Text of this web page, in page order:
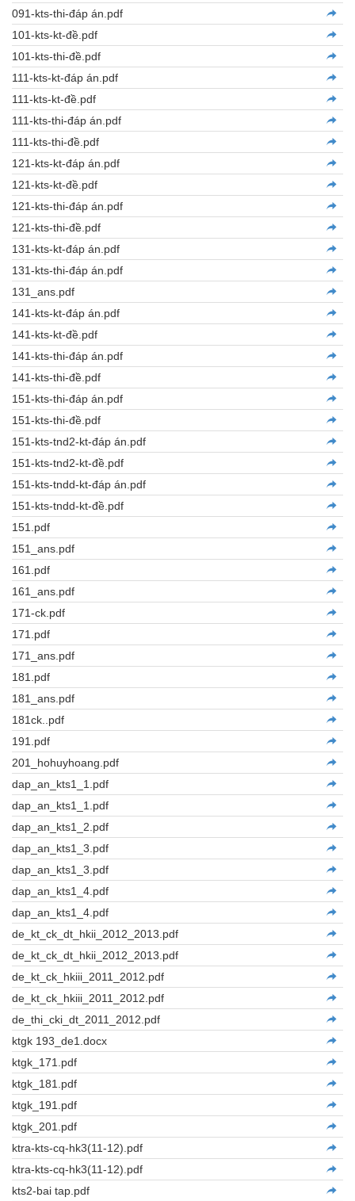
091-kts-thi-đáp án.pdf
101-kts-kt-đề.pdf
101-kts-thi-đề.pdf
111-kts-kt-đáp án.pdf
111-kts-kt-đề.pdf
111-kts-thi-đáp án.pdf
111-kts-thi-đề.pdf
121-kts-kt-đáp án.pdf
121-kts-kt-đề.pdf
121-kts-thi-đáp án.pdf
121-kts-thi-đề.pdf
131-kts-kt-đáp án.pdf
131-kts-thi-đáp án.pdf
131_ans.pdf
141-kts-kt-đáp án.pdf
141-kts-kt-đề.pdf
141-kts-thi-đáp án.pdf
141-kts-thi-đề.pdf
151-kts-thi-đáp án.pdf
151-kts-thi-đề.pdf
151-kts-tnd2-kt-đáp án.pdf
151-kts-tnd2-kt-đề.pdf
151-kts-tndd-kt-đáp án.pdf
151-kts-tndd-kt-đề.pdf
151.pdf
151_ans.pdf
161.pdf
161_ans.pdf
171-ck.pdf
171.pdf
171_ans.pdf
181.pdf
181_ans.pdf
181ck..pdf
191.pdf
201_hohuyhoang.pdf
dap_an_kts1_1.pdf
dap_an_kts1_1.pdf
dap_an_kts1_2.pdf
dap_an_kts1_3.pdf
dap_an_kts1_3.pdf
dap_an_kts1_4.pdf
dap_an_kts1_4.pdf
de_kt_ck_dt_hkii_2012_2013.pdf
de_kt_ck_dt_hkii_2012_2013.pdf
de_kt_ck_hkiii_2011_2012.pdf
de_kt_ck_hkiii_2011_2012.pdf
de_thi_cki_dt_2011_2012.pdf
ktgk 193_de1.docx
ktgk_171.pdf
ktgk_181.pdf
ktgk_191.pdf
ktgk_201.pdf
ktra-kts-cq-hk3(11-12).pdf
ktra-kts-cq-hk3(11-12).pdf
kts2-bai tap.pdf